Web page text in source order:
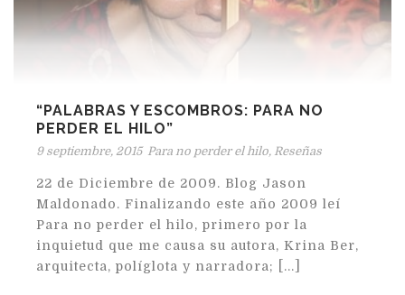
“PALABRAS Y ESCOMBROS: PARA NO
PERDER EL HILO”
9 septiembre, 2015 Para no perder el hilo, Reseñas
22 de Diciembre de 2009. Blog Jason
Maldonado. Finalizando este año 2009 leí
Para no perder el hilo, primero por la
inquietud que me causa su autora, Krina Ber,
arquitecta, políglota y narradora; [...]